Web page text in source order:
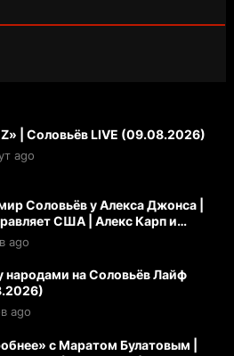
| Соловьёв LIVE (09.08.2026)
ago
Соловьёв у Алекса Джонса |
США | Алекс Карп и
ago
на Соловьёв Лайф
ago
с Маратом Булатовым |